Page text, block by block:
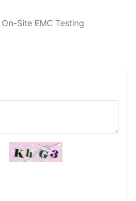
Site EMC Testing